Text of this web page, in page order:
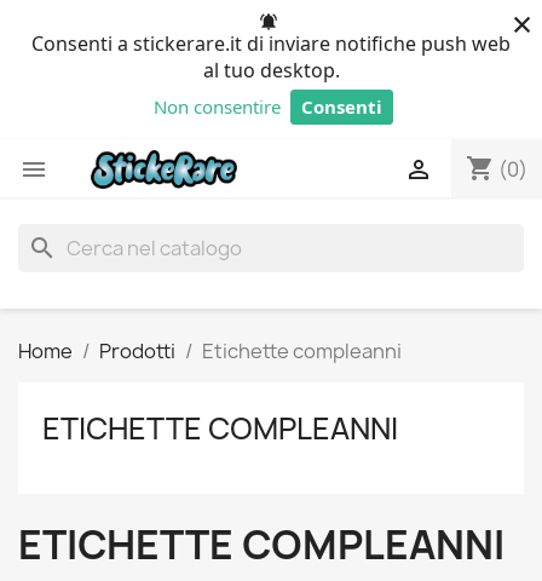
Consenti a stickerare.it di inviare notifiche push web
al tuo desktop.
Non consentire Consenti
×
 shopping_cart (0)

search
Home Prodotti Etichette compleanni
ETICHETTE COMPLEANNI
ETICHETTE COMPLEANNI